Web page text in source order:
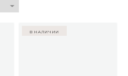
в наличии